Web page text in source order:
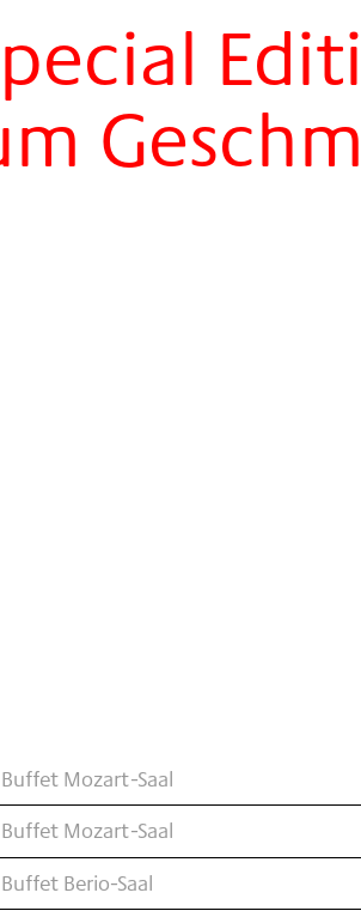
Mozart-Saal
Mozart-Saal
Berio-Saal